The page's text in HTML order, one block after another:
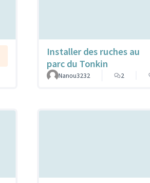
Installer des ruches au
parc du Tonkin
Nanou3232
2